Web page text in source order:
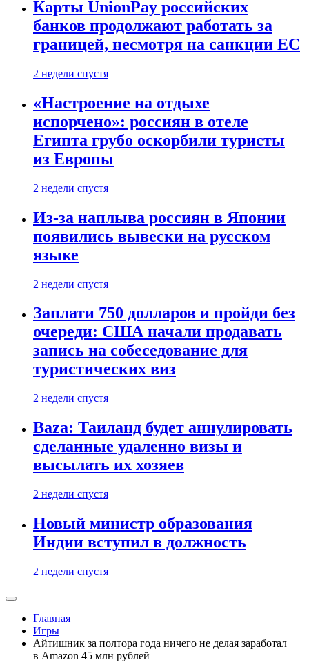
Карты UnionPay российских
банков продолжают работать за
границей, несмотря на санкции ЕС
2 недели спустя
«Настроение на отдыхе
испорчено»: россиян в отеле
Египта грубо оскорбили туристы
из Европы
2 недели спустя
Из-за наплыва россиян в Японии
появились вывески на русском
языке
2 недели спустя
Заплати 750 долларов и пройди без
очереди: США начали продавать
запись на собеседование для
туристических виз
2 недели спустя
Baza: Таиланд будет аннулировать
сделанные удаленно визы и
высылать их хозяев
2 недели спустя
Новый министр образования
Индии вступил в должность
2 недели спустя
Главная
Игры
Айтишник за полтора года ничего не делая заработал
в Amazon 45 млн рублей